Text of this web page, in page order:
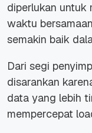
diperlukan untuk
waktu
semakin baik
Dari segi
disarankan
data yang lebih
mempercepat